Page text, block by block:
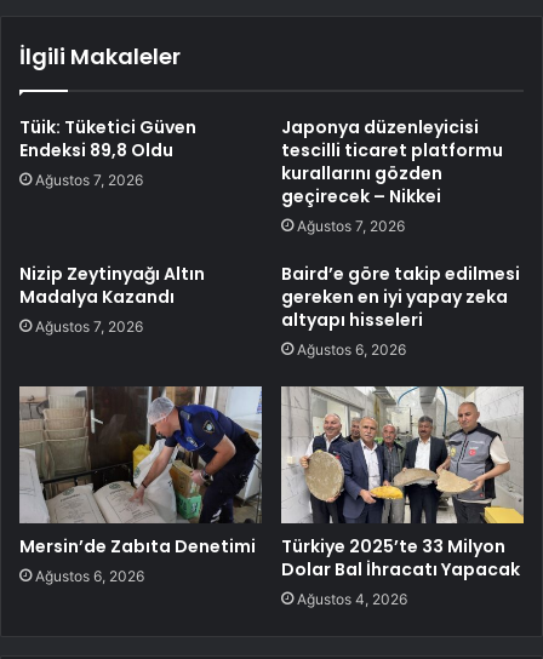
İlgili Makaleler
Tüik: Tüketici Güven
Endeksi 89,8 Oldu
Ağustos 7, 2026
Japonya düzenleyicisi
tescilli ticaret platformu
kurallarını gözden
geçirecek – Nikkei
Ağustos 7, 2026
Nizip Zeytinyağı Altın
Madalya Kazandı
Ağustos 7, 2026
Baird’e göre takip edilmesi
gereken en iyi yapay zeka
altyapı hisseleri
Ağustos 6, 2026
Mersin’de Zabıta Denetimi
Ağustos 6, 2026
Türkiye 2025’te 33 Milyon
Dolar Bal İhracatı Yapacak
Ağustos 4, 2026